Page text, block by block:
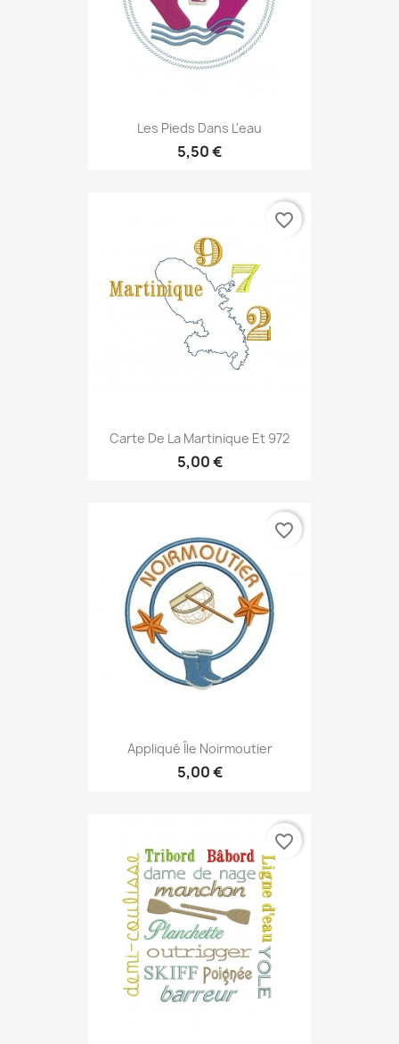
Les Pieds Dans L'eau
5,50 €
Carte De La Martinique Et 972
5,00 €
favorite_border
Appliqué Île Noirmoutier
5,00 €
favorite_border
favorite_border